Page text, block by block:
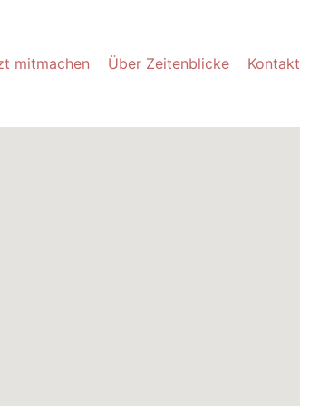
mitmachen Über Zeitenblicke Kontakt